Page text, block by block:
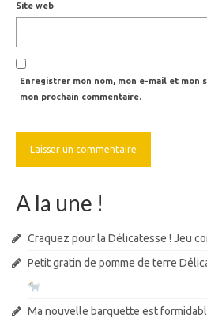
Site web
Enregistrer mon nom, mon e-mail et mon
mon prochain commentaire.
A la une !
Craquez pour la Délicatesse ! Jeu
Petit gratin de pomme de terre
Ma nouvelle barquette est